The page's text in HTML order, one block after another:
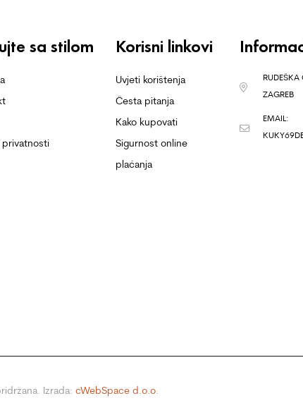
sa stilom
privatnosti
Korisni linkovi
Uvjeti korištenja
Česta pitanja
Kako kupovati
Sigurnost online
plaćanja
ZAGREB
EMAIL:
Izrada: cWebSpace d.o.o.